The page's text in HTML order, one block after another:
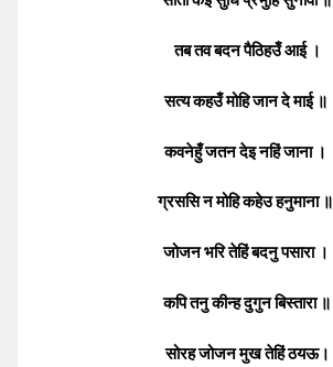
तब तव बदन पैठिहउँ आई ।
सत्य कहउँ मोहि जान दे माई ॥
कवनेहुँ जतन देइ नहिं जाना ।
ग्रससि न मोहि कहेउ हनुमाना ॥
जोजन भरि तेहिं बदनु पसारा ।
कपि तनु कीन्ह दुगुन बिस्तारा ॥
सोरह जोजन मुख तेहिं ठयऊ।